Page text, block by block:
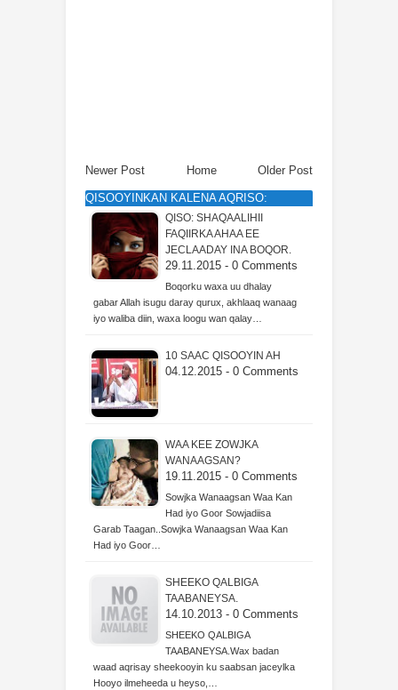
Newer Post Older Post
Home
QISOOYINKAN KALENA AQRISO:
QISO: SHAQAALIHII
FAQIIRKA AHAA EE
JECLAADAY INA BOQOR.
29.11.2015 - 0 Comments
Boqorku waxa uu dhalay
gabar Allah isugu daray qurux, akhlaaq wanaag
iyo waliba diin, waxa loogu wan qalay…
10 SAAC QISOOYIN AH
04.12.2015 - 0 Comments
WAA KEE ZOWJKA
WANAAGSAN?
19.11.2015 - 0 Comments
Sowjka Wanaagsan Waa Kan
Had iyo Goor Sowjadiisa
Garab Taagan..Sowjka Wanaagsan Waa Kan
Had iyo Goor…
SHEEKO QALBIGA
TAABANEYSA.
14.10.2013 - 0 Comments
SHEEKO QALBIGA
TAABANEYSA.Wax badan
waad aqrisay sheekooyin ku saabsan jaceylka
Hooyo ilmeheeda u heyso,…